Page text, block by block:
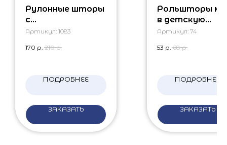
Рулонные шторы
с
электроприводо
Артикул: 1083
170 р. 210 р.
ПОДРОБНЕЕ
ЗАКАЗАТЬ
Рольшторы
в детскую
комнату
Артикул: 74
53 р. 68 р.
ПОДРОБНЕЕ
ЗАКАЗАТЬ